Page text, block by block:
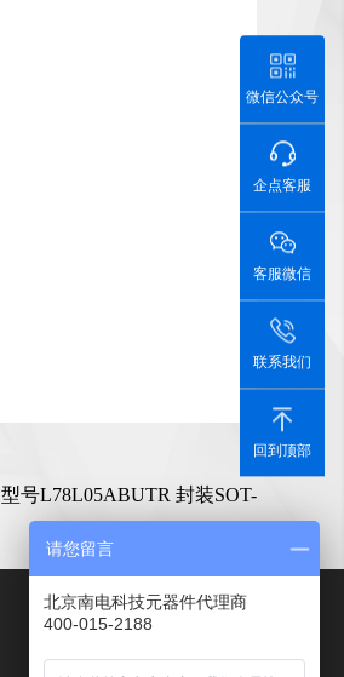
型号L78L05ABUTR 封装SOT-
微信公众号
企点客服
客服微信
联系我们
回到顶部
请您留言
北京南电科技元器件代理商
400-015-2188